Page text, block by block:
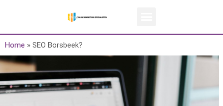
Home » SEO Borsbeek?